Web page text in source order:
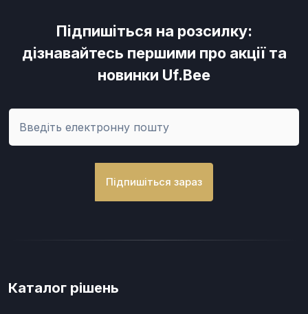
Підпишіться на розсилку:
дізнавайтесь першими про акції та
новинки Uf.Bee
Підпишіться зараз
Каталог рішень